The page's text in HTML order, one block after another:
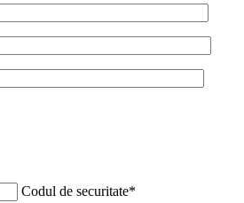
Codul de securitate*